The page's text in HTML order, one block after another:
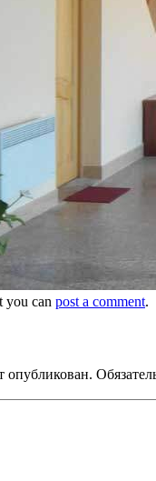
you can post a comment.
опубликован.